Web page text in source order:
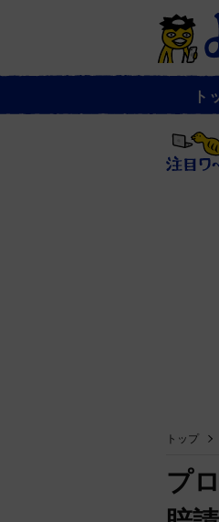
ュ
一
覧
ト
トップ
プ